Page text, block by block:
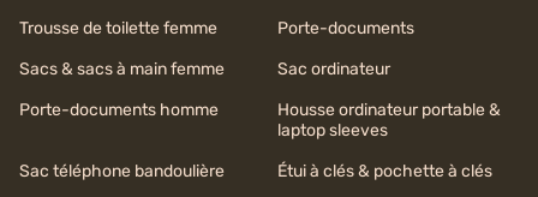
Trousse de toilette femme
Porte-documents
Sacs & sacs à main femme
Sac ordinateur
Porte-documents homme
Housse ordinateur portable &
laptop sleeves
Sac téléphone bandoulière
Étui à clés & pochette à clés